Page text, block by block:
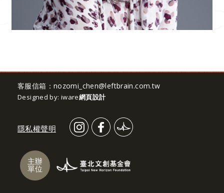
客服信箱： nozomi_chen@leftbrain.com.tw
Designed by: iware網頁設計
隱私權聲明
主辦
單位